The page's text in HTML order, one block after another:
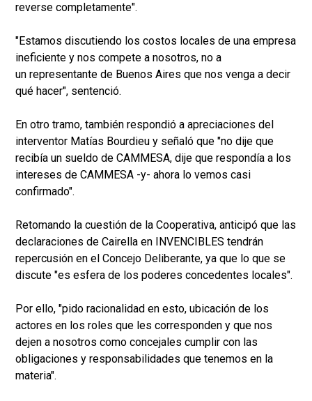
reverse completamente".
"Estamos discutiendo los costos locales de una empresa
ineficiente y nos compete a nosotros, no a
un representante de Buenos Aires que nos venga a decir
qué hacer", sentenció.
En otro tramo, también respondió a apreciaciones del
interventor Matías Bourdieu y señaló que "no dije que
recibía un sueldo de CAMMESA, dije que respondía a los
intereses de CAMMESA -y- ahora lo vemos casi
confirmado".
Retomando la cuestión de la Cooperativa, anticipó que las
declaraciones de Cairella en INVENCIBLES tendrán
repercusión en el Concejo Deliberante, ya que lo que se
discute "es esfera de los poderes concedentes locales".
Por ello, "pido racionalidad en esto, ubicación de los
actores en los roles que les corresponden y que nos
dejen a nosotros como concejales cumplir con las
obligaciones y responsabilidades que tenemos en la
materia".